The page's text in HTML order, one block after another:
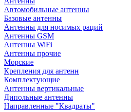
Автомобильные антенны
Базовые антенны
Антенны для носимых раций
Антенны GSM
Антенны WiFi
Антенны прочие
Морские
Крепления для антенн
Комплектующие
Антенны вертикальные
Дипольные антенны
Направленные "Квадраты"